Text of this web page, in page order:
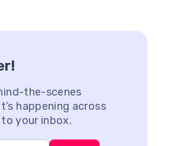
the-scenes
happening across
your inbox.